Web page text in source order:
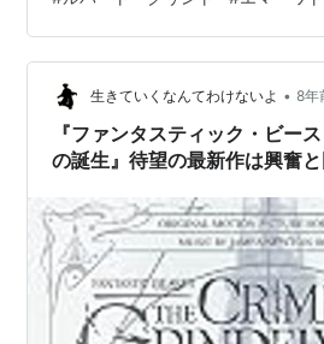
ったく知らない。cleavageを強調
がでてくるSNLしか見たことがな
知らないゆえ、周知の事象を「発
と、誤解や曲解、見当違いや意図
ちがいない、こと…
生きていくなんてわけないよ • 8年
『ファンタスティック・ビー
の誕生』待望の最新作は興奮と